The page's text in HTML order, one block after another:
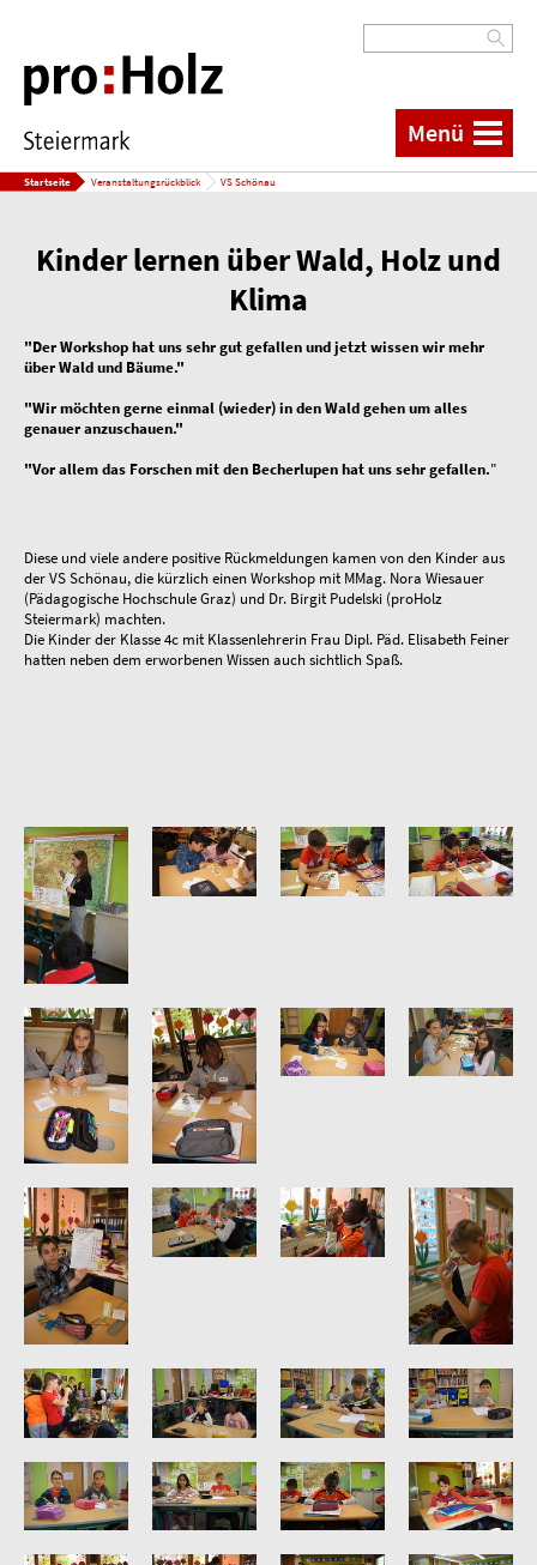
Menü
Startseite Veranstaltungsrückblick VS Schönau
Kinder lernen über Wald, Holz und
Klima
"Der Workshop hat uns sehr gut gefallen und jetzt wissen wir mehr
über Wald und Bäume."
"Wir möchten gerne einmal (wieder) in den Wald gehen um alles
genauer anzuschauen."
"Vor allem das Forschen mit den Becherlupen hat uns sehr gefallen."
Diese und viele andere positive Rückmeldungen kamen von den Kinder aus
der VS Schönau, die kürzlich einen Workshop mit MMag. Nora Wiesauer
(Pädagogische Hochschule Graz) und Dr. Birgit Pudelski (proHolz
Steiermark) machten.
Die Kinder der Klasse 4c mit Klassenlehrerin Frau Dipl. Päd. Elisabeth Feiner
hatten neben dem erworbenen Wissen auch sichtlich Spaß.